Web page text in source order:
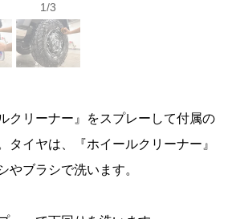
1/3
クリーナー』をスプレーして付属の
タイヤは、『ホイールクリーナー』
やブラシで洗います。